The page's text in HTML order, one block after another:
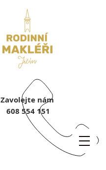
Zavolejte nám
608 554 151